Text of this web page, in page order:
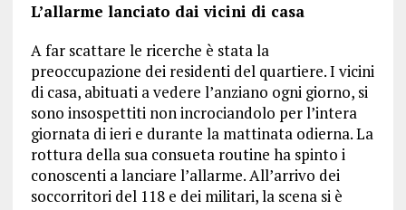
L’allarme lanciato dai vicini di casa
A far scattare le ricerche è stata la
preoccupazione dei residenti del quartiere. I vicini
di casa, abituati a vedere l’anziano ogni giorno, si
sono insospettiti non incrociandolo per l’intera
giornata di ieri e durante la mattinata odierna. La
rottura della sua consueta routine ha spinto i
conoscenti a lanciare l’allarme. All’arrivo dei
soccorritori del 118 e dei militari, la scena si è